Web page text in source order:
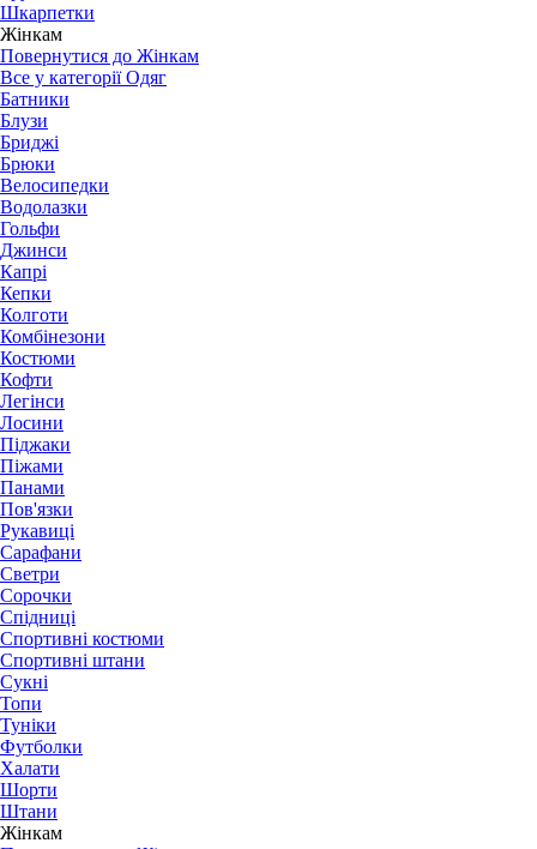
Шкарпетки
Жінкам
Повернутися до Жінкам
Все у категорії Одяг
Батники
Блузи
Бриджі
Брюки
Велосипедки
Водолазки
Гольфи
Джинси
Капрі
Кепки
Колготи
Комбінезони
Костюми
Кофти
Легінси
Лосини
Піджаки
Піжами
Панами
Пов'язки
Рукавиці
Сарафани
Светри
Сорочки
Спідниці
Спортивні костюми
Спортивні штани
Сукні
Топи
Туніки
Футболки
Халати
Шорти
Штани
Жінкам